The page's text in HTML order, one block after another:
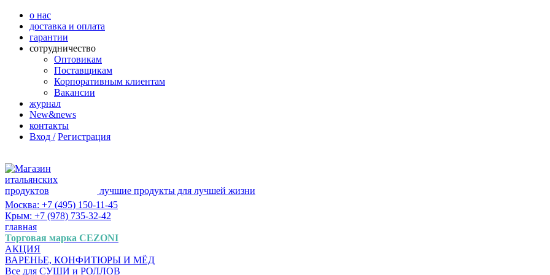
о нас
доставка и оплата
гарантии
сотрудничество
Оптовикам
Поставщикам
Корпоративным клиентам
Вакансии
журнал
New&news
контакты
Вход / Регистрация
лучшие продукты для лучшей жизни
Москва: +7 (495) 150-11-45
Крым: +7 (978) 735-32-42
главная
Торговая марка CEZONI
АКЦИЯ
ВАРЕНЬЕ, КОНФИТЮРЫ И МЁД
Все для СУШИ и РОЛЛОВ